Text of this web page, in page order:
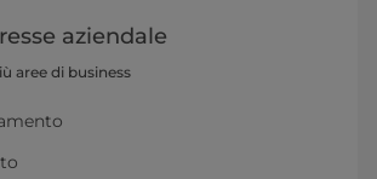
aziendale
aree di business